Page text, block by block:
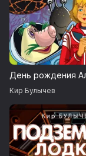
День рождения
Кир Булычев